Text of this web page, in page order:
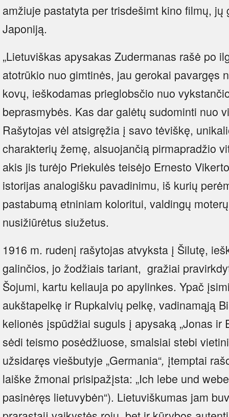
amžiuje pastatyta per trisdešimt kino filmų,
Japoniją.
„Lietuviškas apysakas Zudermanas rašė po
atotrūkio nuo gimtinės, jau gerokai pavargęs
kovų, ieškodamas prieglobsčio nuo
beprasmybės. Kas dar galėtų sudominti nuo
Rašytojas vėl atsigręžia į savo tėviškę,
charakterių žemę, alsuojančią pirmapradžio
akis jis turėjo Priekulės teisėjo Ernesto
istorijas analogišku pavadinimu, iš kurių
pastabumą etniniam koloritui, valdingų
nusižiūrėtus siužetus.
1916 m. rudenį rašytojas atvyksta į Šilutę,
galinčios, jo žodžiais tariant, gražiai
Šojumi, kartu keliauja po apylinkes. Ypač
aukštapelkę ir Rupkalvių pelkę, vadinamąją
kelionės įspūdžiai suguls į apysaką „Jonas ir
sėdi teismo posėdžiuose, smalsiai stebi
užsidaręs viešbutyje „Germania“, įtemptai
laiške žmonai prisipažįsta: „Ich lebe und
pasinėręs lietuvybėn“). Lietuviškumas jam